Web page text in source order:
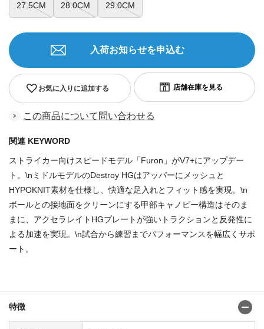
27.5CM 28.0CM 29.0CM
お気に入りに追加する
入荷お知らせを申込む
この商品について問い合わせる
関連 KEYWORD
ストライカー向けスピードモデル「Furon」がV7+にアップデー
ト。\nミドルモデルのDestroy HGはアッパーにメッシュと
HYPOKNIT素材を仕様し、快適な足入れとフィット感を実現。\n
ボールとの接地面をクリーンにする甲部キャノピー構造はそのま
まに、アクセラレイトHGプレートが強いトラクションと反発性に
よる加速を実現。\n試合から練習までパフォーマンスを幅広くサポ
ート。
特徴